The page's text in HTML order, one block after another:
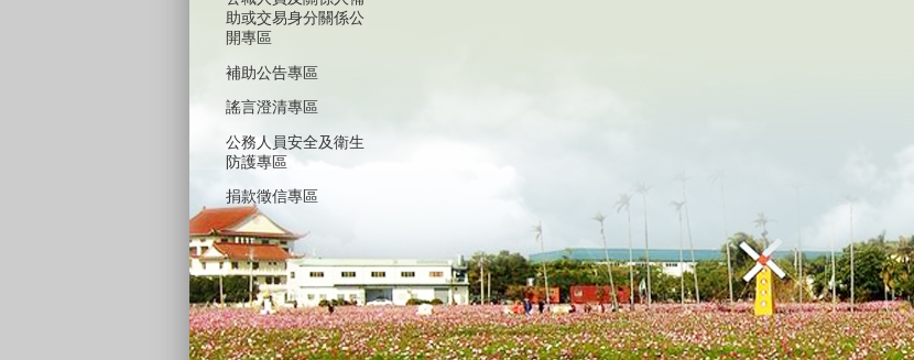
助或交易身分關係公
開專區
補助公告專區
謠言澄清專區
公務人員安全及衛生
防護專區
捐款徵信專區